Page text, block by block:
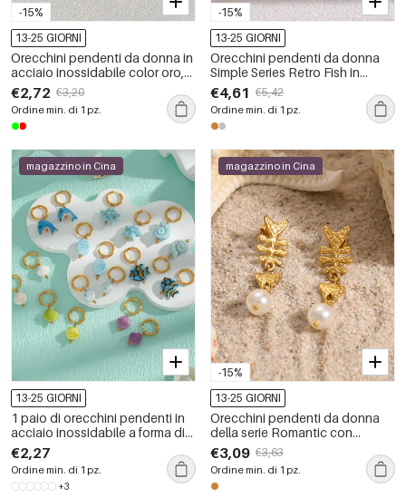
-15%
13-25 GIORNI
Orecchini pendenti da donna in
acciaio inossidabile color oro,
stile retrò, a forma di pesce,
impermeabili.
€2,72 €3,20
Ordine min. di 1 pz.
-15%
13-25 GIORNI
Orecchini pendenti da donna
Simple Series Retro Fish in
acciaio inossidabile,
impermeabili, color oro, con
pietra naturale.
€4,61 €5,42
Ordine min. di 1 pz.
magazzino in Cina
13-25 GIORNI
1 paio di orecchini pendenti in
acciaio inossidabile a forma di
pesce
€2,27
Ordine min. di 1 pz.
+3
-15%
magazzino in Cina
13-25 GIORNI
Orecchini pendenti da donna
della serie Romantic con
simpatici pesciolini, in acciaio
inossidabile impermeabile color
oro.
€3,09 €3,63
Ordine min. di 1 pz.